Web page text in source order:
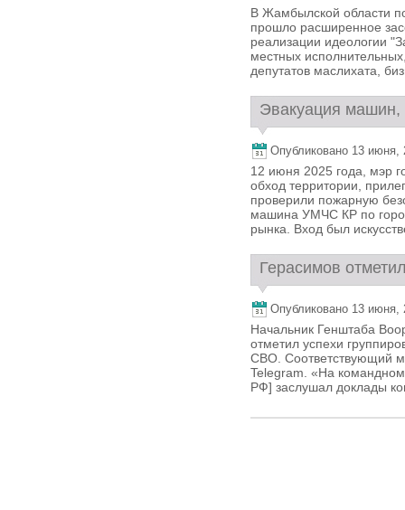
В Жамбылской области
прошло расширенное
реализации идеологии
местных
депутатов маслихата,
Эвакуация машин,
Опубликовано 13 июня,
12 июня 2025 года, мэр
обход территории,
проверили пожарную
машина УМЧС КР по
рынка. Вход был
Герасимов
Опубликовано 13 июня,
Начальник Генштаба
отметил успехи
СВО. Соответствующий
Telegram. «На
РФ] заслушал доклады